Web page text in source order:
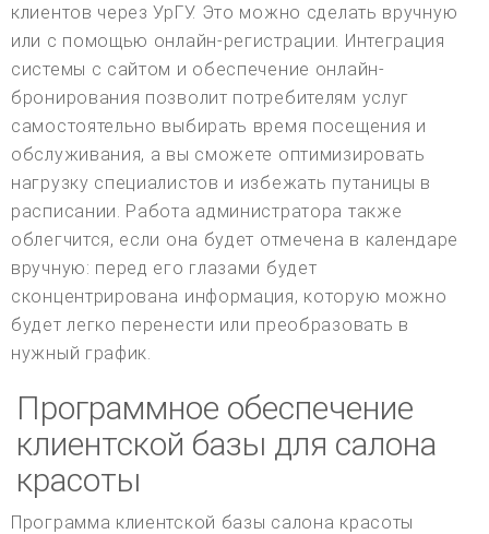
клиентов через УрГУ. Это можно сделать вручную
или с помощью онлайн-регистрации. Интеграция
системы с сайтом и обеспечение онлайн-
бронирования позволит потребителям услуг
самостоятельно выбирать время посещения и
обслуживания, а вы сможете оптимизировать
нагрузку специалистов и избежать путаницы в
расписании. Работа администратора также
облегчится, если она будет отмечена в календаре
вручную: перед его глазами будет
сконцентрирована информация, которую можно
будет легко перенести или преобразовать в
нужный график.
Программное обеспечение
клиентской базы для салона
красоты
Программа клиентской базы салона красоты